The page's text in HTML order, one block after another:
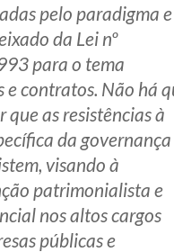
pelo paradigma e
da Lei nº
para o tema
e contratos. Não há
que as resistências à
da governança
visando à
patrimonialista e
nos altos cargos
públicas e